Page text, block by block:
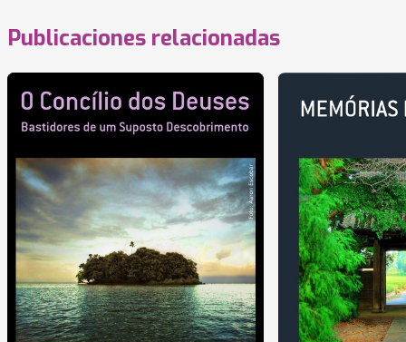
Publicaciones relacionadas